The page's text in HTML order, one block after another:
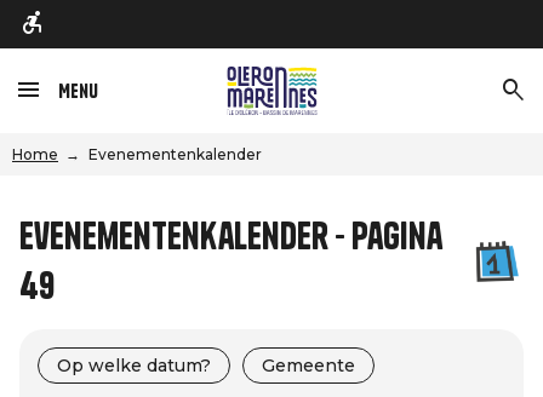
Menu
Home Evenementenkalender
Evenementenkalender - Pagina
49
Op welke datum? Gemeente